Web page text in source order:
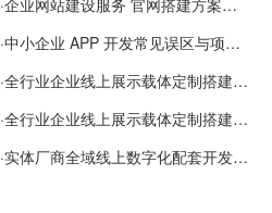
·中小企业 APP 开发常见误区与项目规划实用经验
·全行业企业线上展示载体定制搭建服务
·全行业企业线上展示载体定制搭建服务
·实体厂商全域线上数字化配套开发与地域检索优化服务